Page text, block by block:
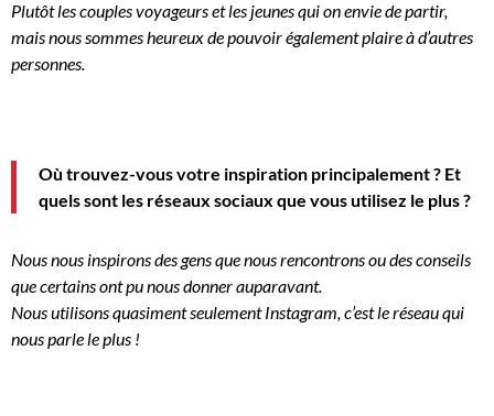
Plutôt les couples voyageurs et les jeunes qui on envie de partir,
mais nous sommes heureux de pouvoir également plaire à d’autres
personnes.
Où trouvez-vous votre inspiration principalement ? Et
quels sont les réseaux sociaux que vous utilisez le plus ?
Nous nous inspirons des gens que nous rencontrons ou des conseils
que certains ont pu nous donner auparavant.
Nous utilisons quasiment seulementInstagram, c’est le réseau qui
nous parle le plus !